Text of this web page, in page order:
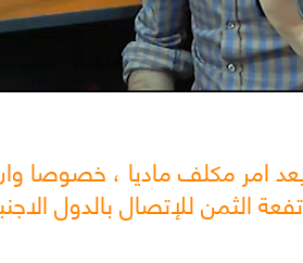
امر مكلف ماديا ، خصوصا
الثمن للإتصال بالدول